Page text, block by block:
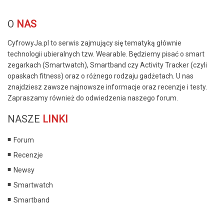
O NAS
CyfrowyJa.pl to serwis zajmujący się tematyką głównie
technologii ubieralnych tzw. Wearable. Będziemy pisać o smart
zegarkach (Smartwatch), Smartband czy Activity Tracker (czyli
opaskach fitness) oraz o różnego rodzaju gadżetach. U nas
znajdziesz zawsze najnowsze informacje oraz recenzje i testy.
Zapraszamy również do odwiedzenia naszego forum.
NASZE LINKI
Forum
Recenzje
Newsy
Smartwatch
Smartband